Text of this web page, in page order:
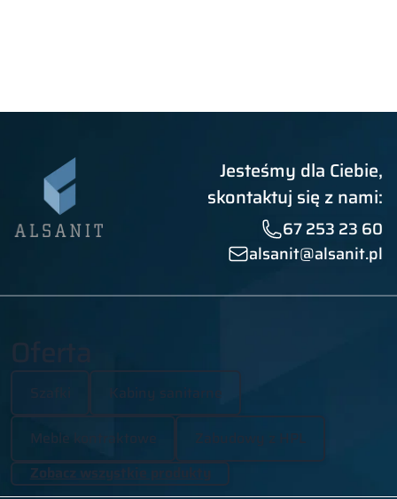
Jesteśmy dla Ciebie,
skontaktuj się z nami:
67 253 23 60
alsanit@alsanit.pl
Oferta
Kabiny sanitarne
Meble kontraktowe
Zobacz wszystkie produkty